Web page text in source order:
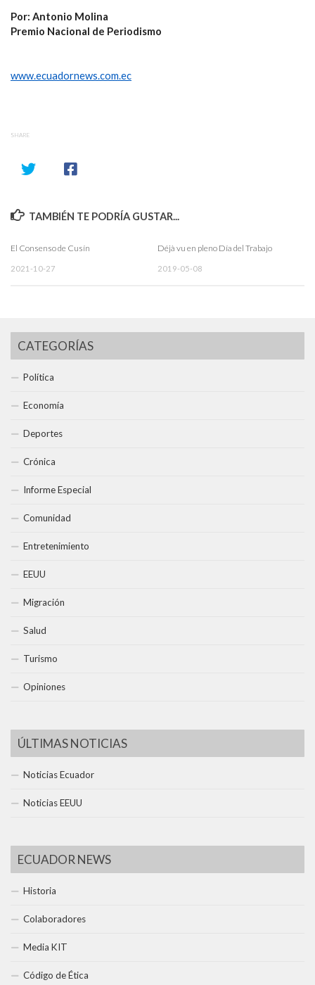
Por: Antonio Molina
Premio Nacional de Periodismo
www.ecuadornews.com.ec
SHARE
TAMBIÉN TE PODRÍA GUSTAR...
El Consenso de Cusín
2021-10-27
Déjà vu en pleno Día del Trabajo
2019-05-08
CATEGORÍAS
Política
Economía
Deportes
Crónica
Informe Especial
Comunidad
Entretenimiento
EEUU
Migración
Salud
Turismo
Opiniones
ÚLTIMAS NOTICIAS
Noticias Ecuador
Noticias EEUU
ECUADOR NEWS
Historia
Colaboradores
Media KIT
Código de Ética